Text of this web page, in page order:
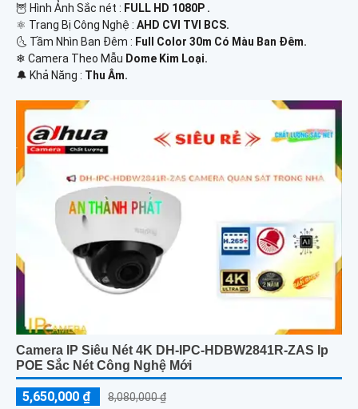
🦉 Hình Ảnh Sắc nét : FULL HD 1080P .
⚛️ Trang Bị Công Nghệ : AHD CVI TVI BCS.
🌜 Tầm Nhìn Ban Đêm : Full Color 30m Có Màu Ban Đêm.
❄ Camera Theo Mẫu Dome Kim Loại.
️🔔 Khả Năng : Thu Âm.
Camera IP Siêu Nét 4K DH-IPC-HDBW2841R-ZAS Ip
POE Sắc Nét Công Nghệ Mới
5,650,000 ₫ 8,080,000 ₫